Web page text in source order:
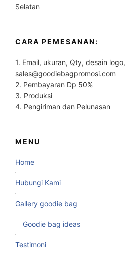
Selatan
CARA PEMESANAN:
1. Email, ukuran, Qty, desain
sales@goodiebagpromosi.com
2. Pembayaran Dp 50%
3. Produksi
4. Pengiriman dan Pelunasan
MENU
Home
Hubungi Kami
Gallery goodie bag
Goodie bag ideas
Testimoni